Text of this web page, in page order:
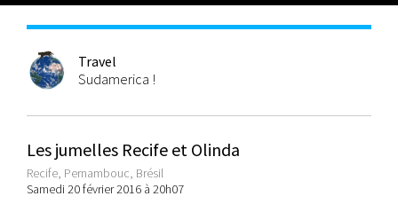
Travel
Sudamerica !
Les jumelles Recife et Olinda
Recife, Pernambouc, Brésil
Samedi 20 février 2016 à 20h07